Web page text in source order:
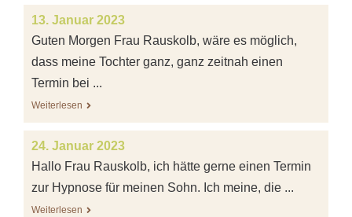
13. Januar 2023
Guten Morgen Frau Rauskolb, wäre es möglich,
dass meine Tochter ganz, ganz zeitnah einen
Termin bei ...
Weiterlesen
24. Januar 2023
Hallo Frau Rauskolb, ich hätte gerne einen Termin
zur Hypnose für meinen Sohn. Ich meine, die ...
Weiterlesen